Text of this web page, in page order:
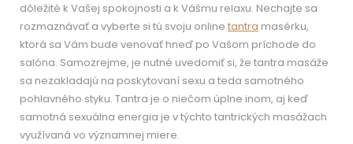
dôležité k Vašej spokojnosti a k Vášmu relaxu. Nechajte sa
rozmaznávať a vyberte si tú svoju online tantra masérku,
ktorá sa Vám bude venovať hneď po Vašom príchode do
salóna. Samozrejme, je nutné uvedomiť si, že tantra masáže
sa nezakladajú na poskytovaní sexu a teda samotného
pohlavného styku. Tantra je o niečom úplne inom, aj keď
samotná sexuálna energia je v týchto tantrických masážach
využívaná vo významnej miere.